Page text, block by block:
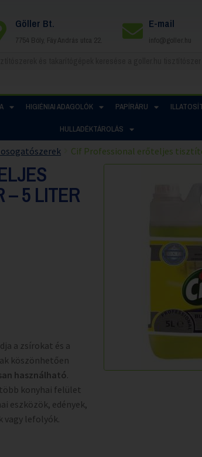
Göller Bt.
7754 Bóly, Fáy András utca 22.
E-mail
info@goller.hu
HIGIÉNIAI ADAGOLÓK PAPÍRÁRU
HULLADÉKTÁROLÁS
Cif Professional erőteljes
– 5 LITER
a zsírokat és a
köszönhetően
használható.
konyhai felület
eszközök, edények,
vagy lefolyók.